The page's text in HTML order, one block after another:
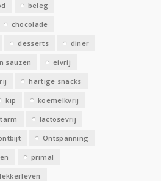
beleg
chocolade
desserts diner
sauzen eivrij
hartige snacks
kip koemelkvrij
lactosevrij
Ontspanning
primal